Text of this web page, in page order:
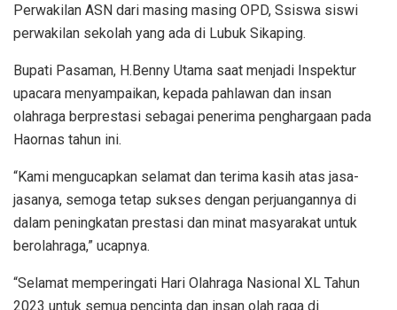
Perwakilan ASN dari masing masing OPD, Ssiswa siswi
perwakilan sekolah yang ada di Lubuk Sikaping.
Bupati Pasaman, H.Benny Utama saat menjadi Inspektur
upacara menyampaikan, kepada pahlawan dan insan
olahraga berprestasi sebagai penerima penghargaan pada
Haornas tahun ini.
“Kami mengucapkan selamat dan terima kasih atas jasa-
jasanya, semoga tetap sukses dengan perjuangannya di
dalam peningkatan prestasi dan minat masyarakat untuk
berolahraga,” ucapnya.
“Selamat memperingati Hari Olahraga Nasional XL Tahun
2023 untuk semua pencinta dan insan olah raga di